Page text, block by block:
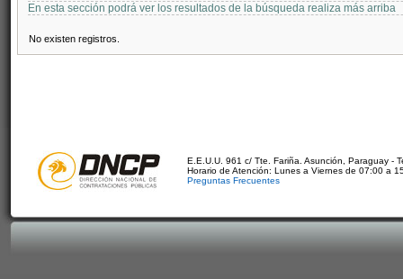
En esta sección podrá ver los resultados de la búsqueda realiza más arriba
No existen registros.
E.E.U.U. 961 c/ Tte. Fariña. Asunción, Paraguay -
Horario de Atención: Lunes a Viernes de 07:00 a
Preguntas Frecuentes